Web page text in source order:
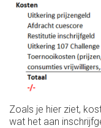
Zoals je hier ziet,
wat het aan